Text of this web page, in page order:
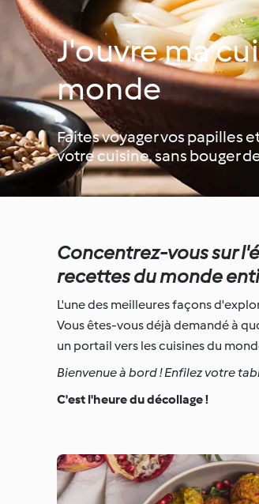
J'ouvre ma
monde
Faites voyager vos papilles
votre cuisine, sans bouger
Concentrez-vous sur
recettes du monde
L'une des meilleures façons
Vous êtes-vous déjà demandé à
un portail vers les cuisines du
Bienvenue à bord ! Enfilez votre
C'est l'heure du décollage !